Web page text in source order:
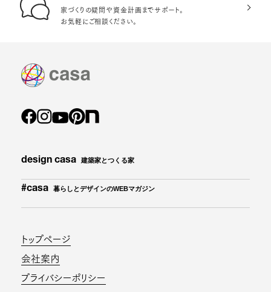
家づくりの疑問や資金計画までサポート。
お気軽にご相談ください。
design casa 建築家とつくる家
#casa 暮らしとデザインのWEBマガジン
トップページ
会社案内
プライバシーポリシー